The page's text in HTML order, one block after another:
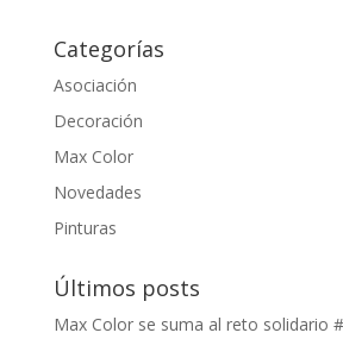
Categorías
Asociación
Decoración
Max Color
Novedades
Pinturas
Últimos posts
Max Color se suma al reto solidario